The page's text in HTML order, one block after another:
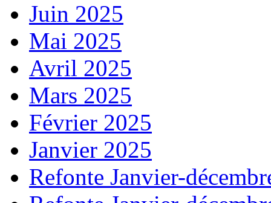
Juin 2025
Mai 2025
Avril 2025
Mars 2025
Février 2025
Janvier 2025
Refonte Janvier-